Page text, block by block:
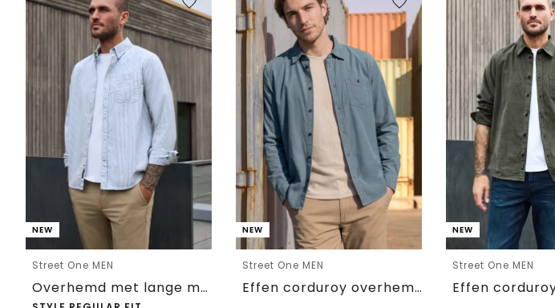
NEW
Street One MEN
Overhemd met lange mouwen en streepjespatroon
NEW
Street One MEN
Effen corduroy overhemd met lange mouwen
NEW
Street One MEN